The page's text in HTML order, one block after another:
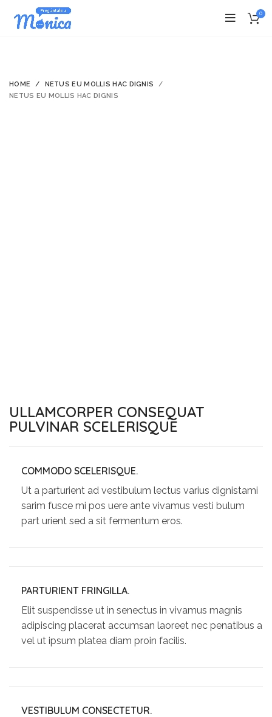
0
HOME
NETUS EU MOLLIS HAC DIGNIS
NETUS EU MOLLIS HAC DIGNIS
ULLAMCORPER CONSEQUAT
PULVINAR SCELERISQUE
COMMODO SCELERISQUE.
Ut a parturient ad vestibulum lectus varius dignistami
sarim fusce mi pos uere ante vivamus vesti bulum
part urient sed a sit fermentum eros.
PARTURIENT FRINGILLA.
Elit suspendisse ut in senectus in vivamus magnis
adipiscing placerat accumsan laoreet nec penatibus a
vel ut ipsum platea diam proin facilis.
VESTIBULUM CONSECTETUR.